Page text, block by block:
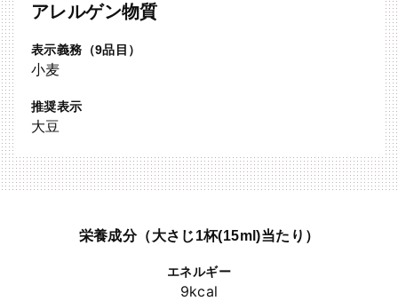
アレルゲン物質
表示義務（9品目）
小麦
推奨表示
大豆
栄養成分（大さじ1杯(15ml)当たり）
エネルギー
9kcal